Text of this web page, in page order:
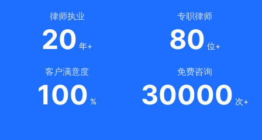
律师执业
20 年+
专职律师
80 位+
客户满意度
100 %
免费咨询
30000 次+